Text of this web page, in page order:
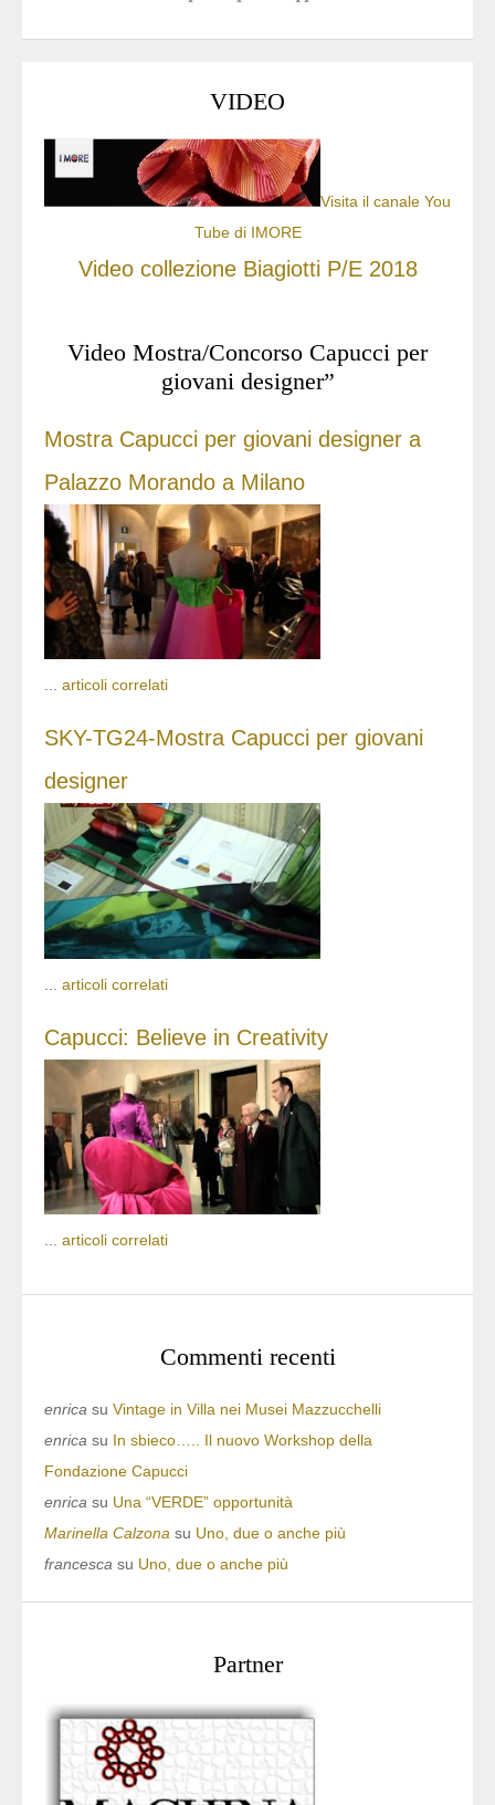
VIDEO
Visita il canale You
Tube di IMORE
Video collezione Biagiotti P/E 2018
Video Mostra/Concorso Capucci per
giovani designer”
Mostra Capucci per giovani designer a
Palazzo Morando a Milano
... articoli correlati
SKY-TG24-Mostra Capucci per giovani
designer
articoli correlati
Capucci: Believe in Creativity
... articoli correlati
Commenti recenti
enrica su Vintage in Villa nei Musei Mazzucchelli
enrica su In sbieco….. Il nuovo Workshop della
Fondazione Capucci
enrica su Una “VERDE” opportunità
Marinella Calzona su Uno, due o anche più
francesca su Uno, due o anche più
Partner